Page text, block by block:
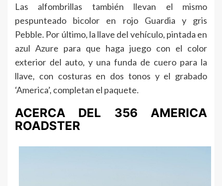
Las alfombrillas también llevan el mismo
pespunteado bicolor en rojo Guardia y gris
Pebble. Por último, la llave del vehículo, pintada en
azul Azure para que haga juego con el color
exterior del auto, y una funda de cuero para la
llave, con costuras en dos tonos y el grabado
‘America’, completan el paquete.
ACERCA DEL 356 AMERICA
ROADSTER